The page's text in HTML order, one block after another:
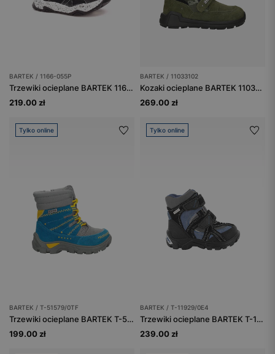
BARTEK / 1166-055P
Trzewiki ocieplane BARTEK 1166-055P, dla chłopców, czarny
219.00 zł
BARTEK / 11033102
Kozaki ocieplane BARTEK 11033102, zielony
269.00 zł
Tylko online
BARTEK / T-51579/0TF
Trzewiki ocieplane BARTEK T-51579/0TF, turkusowo-szary
199.00 zł
Tylko online
BARTEK / T-11929/0E4
Trzewiki ocieplane BARTEK T-11929/0E4, granatowo-czarny
239.00 zł